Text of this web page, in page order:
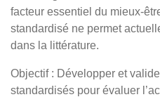
facteur essentiel du mieux-
standardisé ne permet
dans la littérature.
Objectif : Développer et
standardisés pour évaluer